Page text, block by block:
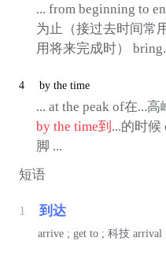
... from beginning to
为止（接过去时间常
用将来完成时）
4 by the time
... at the peak of在...
by the time到 ...的时候
脚 ...
短语
1 到达
arrive ; get to ; 科技 arrival